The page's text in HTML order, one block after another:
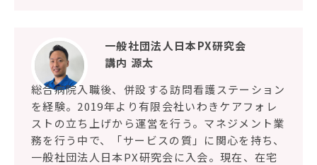
一般社団法人日本PX研究会
講内 源太
総合病院入職後、併設する訪問看護ステーション
を経験。2019年より有限会社いわきケアフォレ
ストの立ち上げから運営を行う。マネジメント業
務を行う中で、「サービスの質」に関心を持ち、
一般社団法人日本PX研究会に入会。現在、在宅